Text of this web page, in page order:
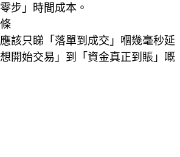
步」時間成本。
該只睇「落單到成交」嗰幾毫秒延
開始交易」到「資金真正到賬」嘅